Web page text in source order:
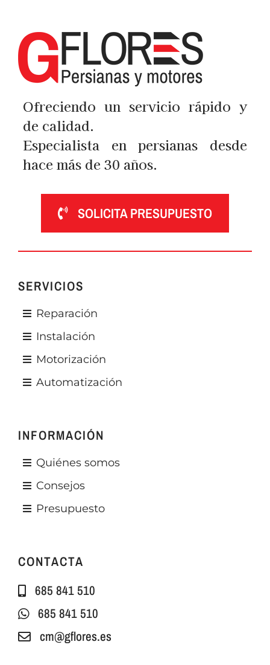
Ofreciendo un servicio rápido y
de calidad.
Especialista en persianas desde
hace más de 30 años.
SOLICITA PRESUPUESTO
SERVICIOS
Reparación
Instalación
Motorización
Automatización
INFORMACIÓN
Quiénes somos
Consejos
Presupuesto
CONTACTA
685 841 510
685 841 510
cm@gflores.es